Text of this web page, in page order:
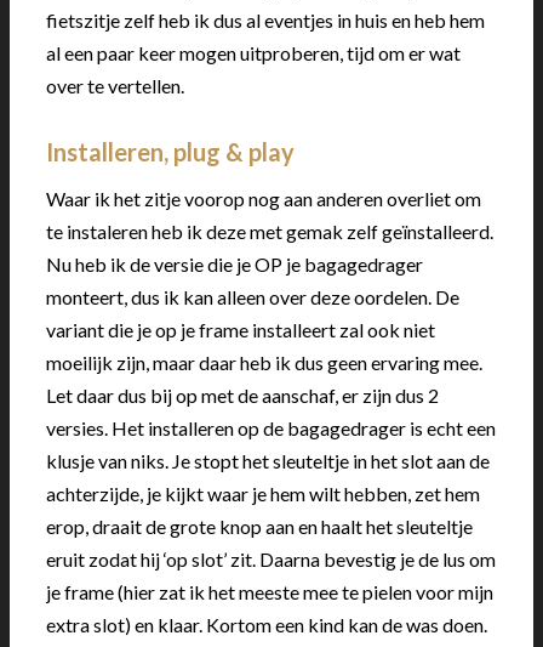
fietszitje zelf heb ik dus al eventjes in huis en heb hem
al een paar keer mogen uitproberen, tijd om er wat
over te vertellen.
Installeren, plug & play
Waar ik het zitje voorop nog aan anderen overliet om
te instaleren heb ik deze met gemak zelf geïnstalleerd.
Nu heb ik de versie die je OP je bagagedrager
monteert, dus ik kan alleen over deze oordelen. De
variant die je op je frame installeert zal ook niet
moeilijk zijn, maar daar heb ik dus geen ervaring mee.
Let daar dus bij op met de aanschaf, er zijn dus 2
versies. Het installeren op de bagagedrager is echt een
klusje van niks. Je stopt het sleuteltje in het slot aan de
achterzijde, je kijkt waar je hem wilt hebben, zet hem
erop, draait de grote knop aan en haalt het sleuteltje
eruit zodat hij ‘op slot’ zit. Daarna bevestig je de lus om
je frame (hier zat ik het meeste mee te pielen voor mijn
extra slot) en klaar. Kortom een kind kan de was doen.